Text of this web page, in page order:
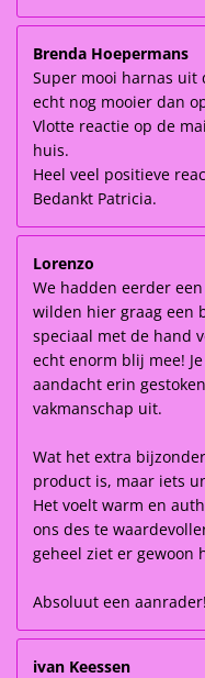
Brenda Hoepermans
Super mooi harnas uit
echt nog mooier dan
Vlotte reactie op de
huis.
Heel veel positieve
Bedankt Patricia.
Lorenzo
We hadden eerder
wilden hier graag een
speciaal met de hand
echt enorm blij mee!
aandacht erin
vakmanschap uit.
Wat het extra
product is, maar iets
Het voelt warm en
ons des te
geheel ziet er gewoon
Absoluut een aanrader!
ivan Keessen